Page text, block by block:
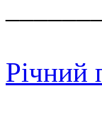
Річний